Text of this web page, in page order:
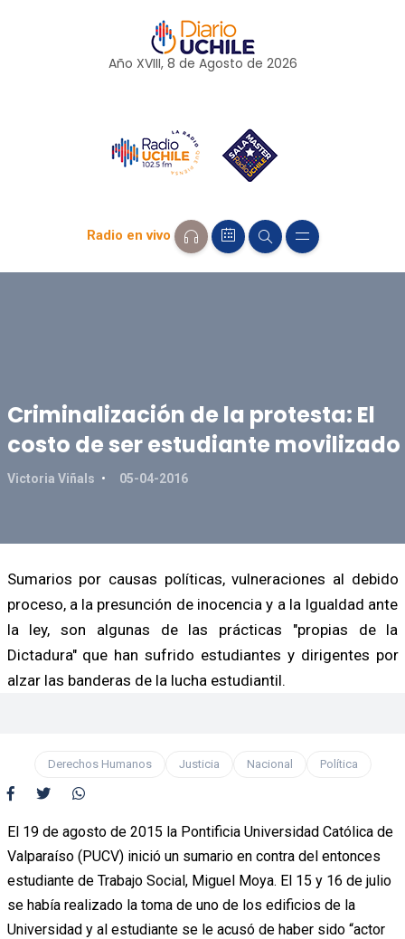
Año XVIII, 8 de Agosto de 2026
Radio en vivo
Criminalización de la protesta: El
costo de ser estudiante movilizado
Victoria Viñals 05-04-2016
Sumarios por causas políticas, vulneraciones al debido
proceso, a la presunción de inocencia y a la Igualdad ante
la ley, son algunas de las prácticas "propias de la
Dictadura" que han sufrido estudiantes y dirigentes por
alzar las banderas de la lucha estudiantil.
Derechos Humanos Justicia Nacional Política
El 19 de agosto de 2015 la Pontificia Universidad Católica de
Valparaíso (PUCV) inició un sumario en contra del entonces
estudiante de Trabajo Social, Miguel Moya. El 15 y 16 de julio
se había realizado la toma de uno de los edificios de la
Universidad y al estudiante se le acusó de haber sido “actor